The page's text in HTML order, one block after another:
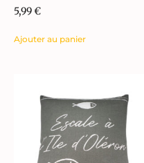
5,99€
Ajouter au panier